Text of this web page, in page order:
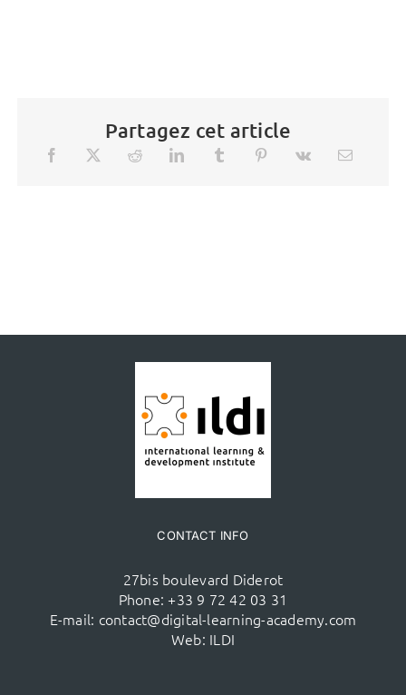
Partagez cet article
CONTACT INFO
27bis boulevard Diderot
Phone: +33 9 72 42 03 31
E-mail: contact@digital-learning-academy.com
Web: ILDI